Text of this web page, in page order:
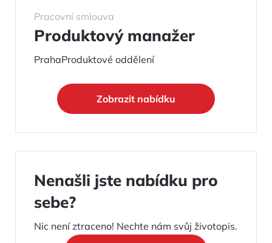
Pracovní smlouva
Produktový manažer
PrahaProduktové oddělení
Zobrazit nabídku
Nenašli jste nabídku pro
sebe?
Nic není ztraceno! Nechte nám svůj životopis.